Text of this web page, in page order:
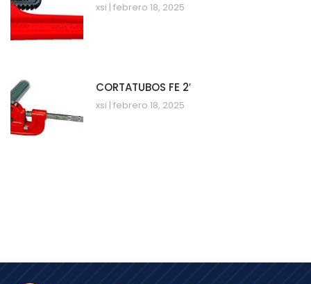
xsi febrero 18, 2025
CORTATUBOS FE 2′
xsi febrero 18, 2025